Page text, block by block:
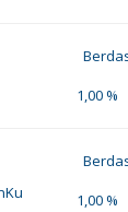
1,00 %
1,00 %